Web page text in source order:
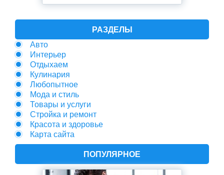
РАЗДЕЛЫ
Авто
Интерьер
Отдыхаем
Кулинария
Любопытное
Мода и стиль
Товары и услуги
Стройка и ремонт
Красота и здоровье
Карта сайта
ПОПУЛЯРНОЕ